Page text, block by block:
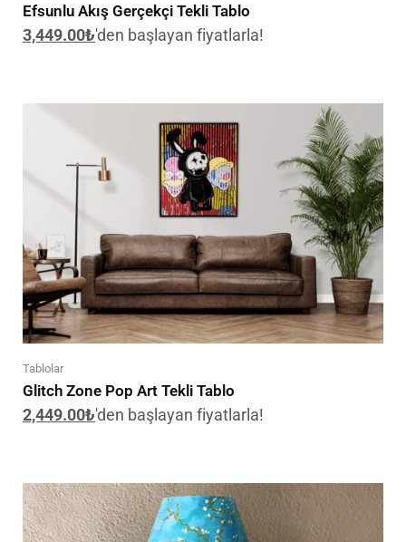
Efsunlu Akış Gerçekçi Tekli Tablo
3,449.00₺'den başlayan fiyatlarla!
Tablolar
Glitch Zone Pop Art Tekli Tablo
2,449.00₺'den başlayan fiyatlarla!